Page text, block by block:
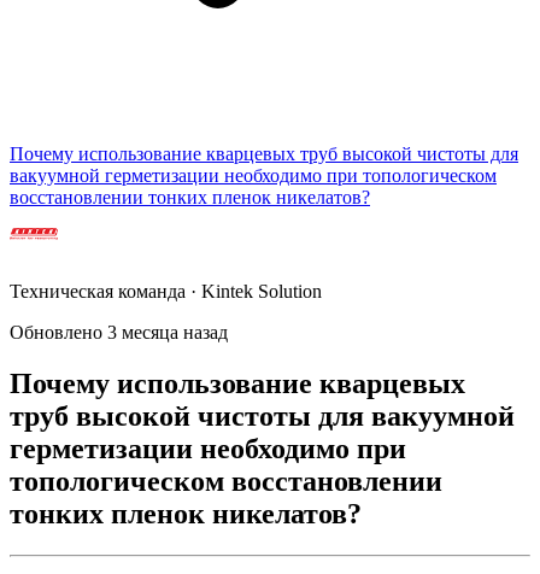
Почему использование кварцевых труб высокой чистоты для
вакуумной герметизации необходимо при топологическом
восстановлении тонких пленок никелатов?
Техническая команда · Kintek Solution
Обновлено 3 месяца назад
Почему использование кварцевых
труб высокой чистоты для вакуумной
герметизации необходимо при
топологическом восстановлении
тонких пленок никелатов?